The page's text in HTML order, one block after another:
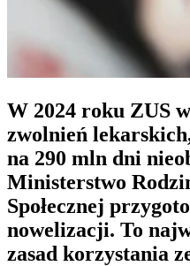
W 2024 roku ZUS
zwolnień
na 290 mln dni
Ministerstwo
Społecznej
nowelizacji. To
zasad korzystania